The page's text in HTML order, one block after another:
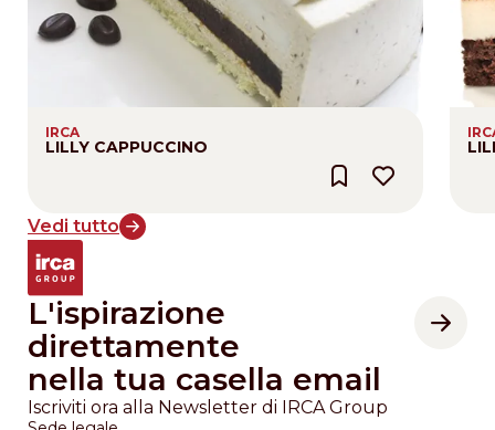
IRCA
LILLY CAPPUCCINO
Vedi tutto
L'ispirazione
direttamente
nella tua casella email
Iscriviti ora alla Newsletter di IRCA Group